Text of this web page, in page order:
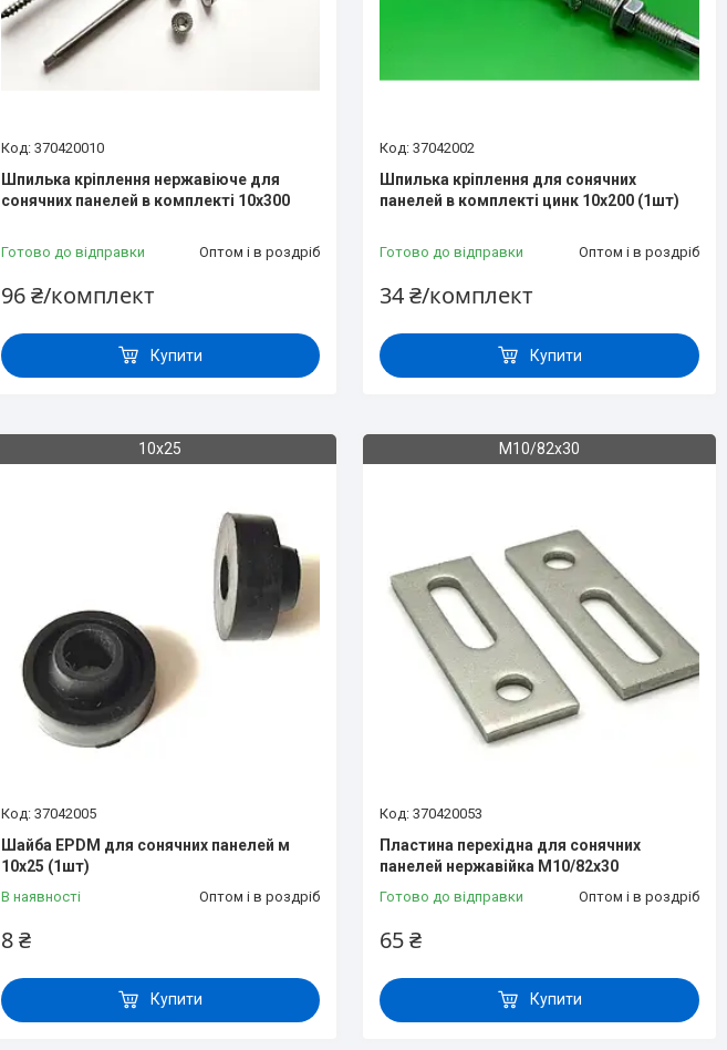
370420010
Шпилька кріплення нержавіюче для
сонячних панелей в комплекті 10х300
Готово до відправки Оптом і в роздріб
96 ₴/комплект
Купити
37042002
Шпилька кріплення для сонячних
панелей в комплекті цинк 10х200 (1шт)
Готово до відправки Оптом і в роздріб
34 ₴/комплект
Купити
10х25
37042005
Шайба EPDM для сонячних панелей м
10x25 (1шт)
В наявності Оптом і в роздріб
8 ₴
Купити
M10/82x30
370420053
Пластина перехідна для сонячних
панелей нержавійка M10/82x30
Готово до відправки Оптом і в роздріб
65 ₴
Купити